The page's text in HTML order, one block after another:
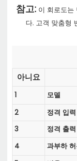
참고: 이 회로도는
다. 고객 맞춤형
아니요
1 모델
2 정격 입
3
정격 출
4
과부하